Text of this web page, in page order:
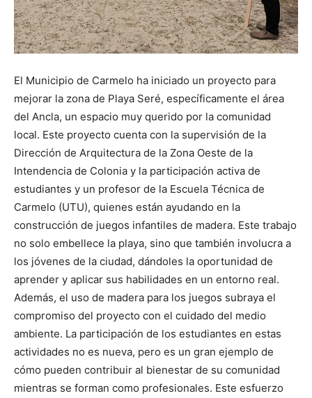
El Municipio de Carmelo ha iniciado un proyecto para
mejorar la zona de Playa Seré, específicamente el área
del Ancla, un espacio muy querido por la comunidad
local. Este proyecto cuenta con la supervisión de la
Dirección de Arquitectura de la Zona Oeste de la
Intendencia de Colonia y la participación activa de
estudiantes y un profesor de la Escuela Técnica de
Carmelo (UTU), quienes están ayudando en la
construcción de juegos infantiles de madera. Este trabajo
no solo embellece la playa, sino que también involucra a
los jóvenes de la ciudad, dándoles la oportunidad de
aprender y aplicar sus habilidades en un entorno real.
Además, el uso de madera para los juegos subraya el
compromiso del proyecto con el cuidado del medio
ambiente. La participación de los estudiantes en estas
actividades no es nueva, pero es un gran ejemplo de
cómo pueden contribuir al bienestar de su comunidad
mientras se forman como profesionales. Este esfuerzo